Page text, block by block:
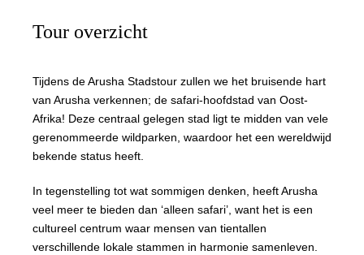
Tour overzicht
Tijdens de Arusha Stadstour zullen we het bruisende hart
van Arusha verkennen; de safari-hoofdstad van Oost-
Afrika! Deze centraal gelegen stad ligt te midden van vele
gerenommeerde wildparken, waardoor het een wereldwijd
bekende status heeft.
In tegenstelling tot wat sommigen denken, heeft Arusha
veel meer te bieden dan ‘alleen safari’, want het is een
cultureel centrum waar mensen van tientallen
verschillende lokale stammen in harmonie samenleven.